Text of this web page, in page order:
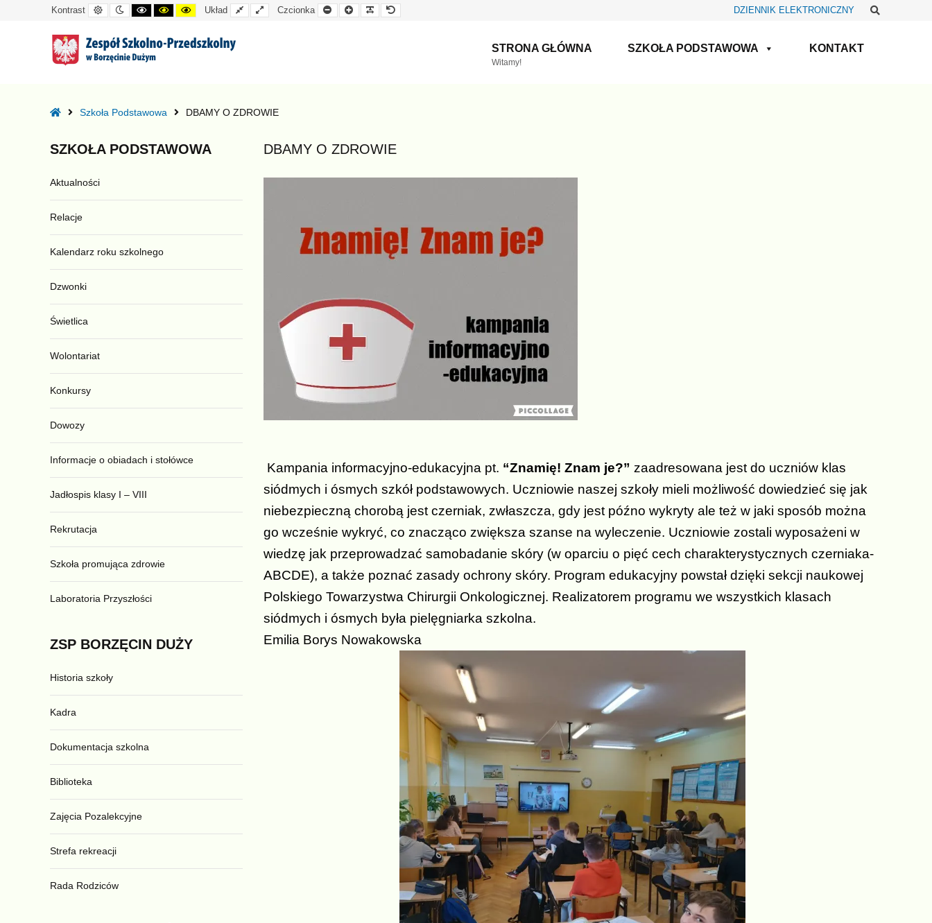
Kontrast
Kontrast
domyślny
Tryb
nocny
Kontrast
czarno-
Kontrast
czarno-
Kontrast
żółto-
Układ
Układ
standardowy
Układ
szeroki
Czcionka
Mniejsza
czcionka
Większa
czcionka
Czytelna
czcionkaczcionka
DZIENNIK ELEKTRONICZNY
STRONA GŁÓWNA
Witamy!
SZKOŁA PODSTAWOWA KONTAKT
HomeSzkoła Podstawowa DBAMY O ZDROWIE
DBAMY O ZDROWIE
Kampania informacyjno-edukacyjna pt. “Znamię! Znam je?” zaadresowana jest do uczniów klas
siódmych i ósmych szkół podstawowych. Uczniowie naszej szkoły mieli możliwość dowiedzieć się jak
niebezpieczną chorobą jest czerniak, zwłaszcza, gdy jest późno wykryty ale też w jaki sposób można
go wcześnie wykryć, co znacząco zwiększa szanse na wyleczenie. Uczniowie zostali wyposażeni w
wiedzę jak przeprowadzać samobadanie skóry (w oparciu o pięć cech charakterystycznych czerniaka-
ABCDE), a także poznać zasady ochrony skóry. Program edukacyjny powstał dzięki sekcji naukowej
Polskiego Towarzystwa Chirurgii Onkologicznej. Realizatorem programu we wszystkich klasach
siódmych i ósmych była pielęgniarka szkolna.
Emilia Borys Nowakowska
SZKOŁA PODSTAWOWA
Aktualności
Relacje
Kalendarz roku szkolnego
Dzwonki
Świetlica
Wolontariat
Konkursy
Dowozy
Informacje o obiadach i stołówce
Jadłospis klasy I – VIII
Rekrutacja
Szkoła promująca zdrowie
Laboratoria Przyszłości
ZSP BORZĘCIN DUŻY
Historia szkoły
Kadra
Dokumentacja szkolna
Biblioteka
Zajęcia Pozalekcyjne
Strefa rekreacji
Rada Rodziców